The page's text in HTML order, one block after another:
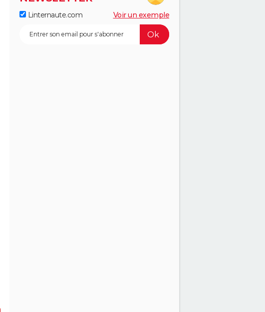
Linternaute.com Voir un exemple